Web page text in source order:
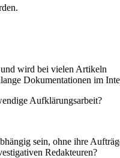
wird bei vielen Artikeln
Dokumentationen im
Aufklärungsarbeit?
sein, ohne ihre
Redakteuren?